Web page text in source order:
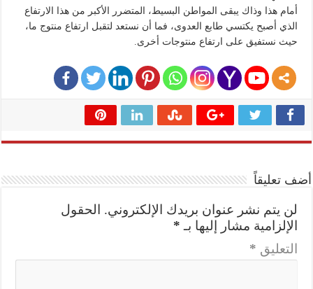
أمام هذا وذاك يبقى المواطن البسيط، المتضرر الأكبر من هذا الارتفاع
الذي أصبح يكتسي طابع العدوى، فما أن نستعد لتقبل ارتفاع منتوج ما،
حيث نستفيق على ارتفاع منتوجات أخرى.
أضف تعليقاً
لن يتم نشر عنوان بريدك الإلكتروني.
الحقول
الإلزامية مشار إليها بـ *
التعليق *